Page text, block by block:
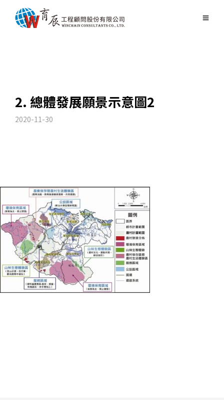
2. 總體發展願景示意圖2
2020-11-30